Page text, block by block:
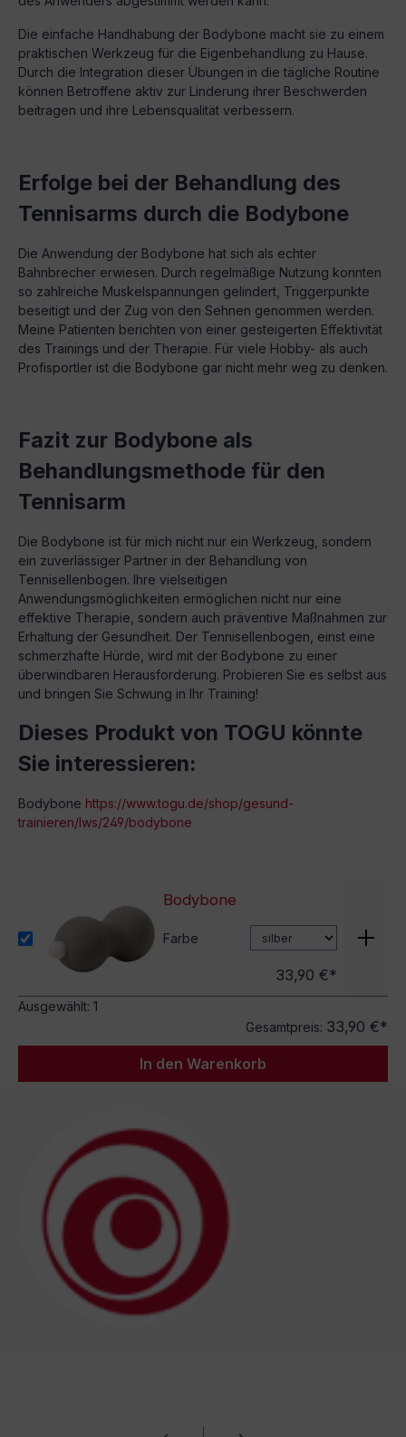
Die einfache Handhabung der Bodybone macht sie zu einem
praktischen Werkzeug für die Eigenbehandlung zu Hause.
Durch die Integration dieser Übungen in die tägliche Routine
können Betroffene aktiv zur Linderung ihrer Beschwerden
beitragen und ihre Lebensqualität verbessern.
Erfolge bei der Behandlung des
Tennisarms durch die Bodybone
Die Anwendung der Bodybone hat sich als echter
Bahnbrecher erwiesen. Durch regelmäßige Nutzung konnten
so zahlreiche Muskelspannungen gelindert, Triggerpunkte
beseitigt und der Zug von den Sehnen genommen werden.
Meine Patienten berichten von einer gesteigerten Effektivität
des Trainings und der Therapie. Für viele Hobby- als auch
Profisportler ist die Bodybone gar nicht mehr weg zu denken.
Fazit zur Bodybone als
Behandlungsmethode für den
Tennisarm
Die Bodybone ist für mich nicht nur ein Werkzeug, sondern
ein zuverlässiger Partner in der Behandlung von
Tennisellenbogen. Ihre vielseitigen
Anwendungsmöglichkeiten ermöglichen nicht nur eine
effektive Therapie, sondern auch präventive Maßnahmen zur
Erhaltung der Gesundheit. Der Tennisellenbogen, einst eine
schmerzhafte Hürde, wird mit der Bodybone zu einer
überwindbaren Herausforderung. Probieren Sie es selbst aus
und bringen Sie Schwung in Ihr Training!
Dieses Produkt von TOGU könnte
Sie interessieren:
Bodybone https://www.togu.de/shop/gesund-
trainieren/lws/249/bodybone
Bodybone
Farbe
33,90 €*
Ausgewählt: 1
Gesamtpreis: 33,90 €*
In den Warenkorb